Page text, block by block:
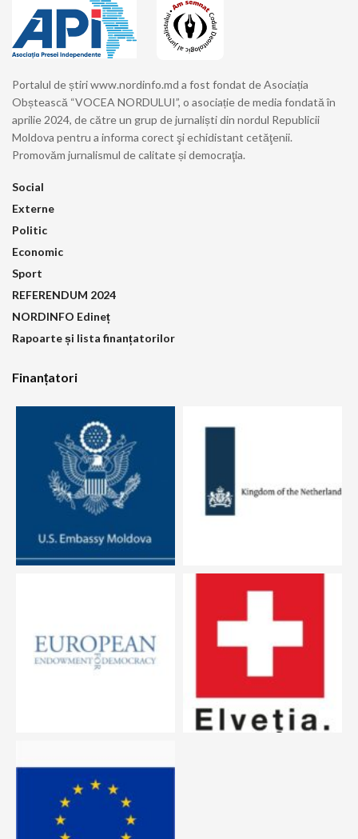
Portalul de știri www.nordinfo.md a fost fondat de Asociația
Obștească “VOCEA NORDULUI”, o asociație de media fondată în
aprilie 2024, de către un grup de jurnaliști din nordul Republicii
Moldova pentru a informa corect şi echidistant cetăţenii.
Promovăm jurnalismul de calitate și democraţia.
Social
Externe
Politic
Economic
Sport
REFERENDUM 2024
NORDINFO Edineț
Rapoarte și lista finanțatorilor
Finanțatori